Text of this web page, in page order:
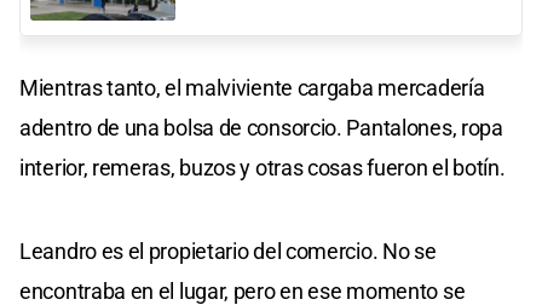
Mientras tanto, el malviviente cargaba mercadería
adentro de una bolsa de consorcio. Pantalones, ropa
interior, remeras, buzos y otras cosas fueron el botín.
Leandro es el propietario del comercio. No se
encontraba en el lugar, pero en ese momento se